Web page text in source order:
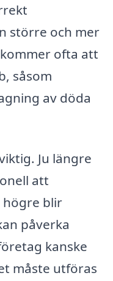
större och mer
ofta att
såsom
av döda
Ju längre
att
blir
påverka
kanske
måste utföras